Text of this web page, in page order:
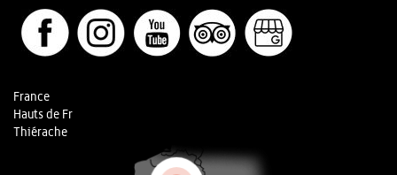
France
Hauts de Fr
Thiérache